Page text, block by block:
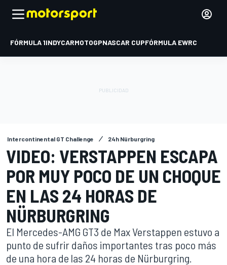
FÓRMULA 1INDYCARMOTOGPNASCAR CUPFÓRMULA EWRC
Intercontinental GT Challenge 24h Nürburgring
VIDEO: VERSTAPPEN ESCAPA
POR MUY POCO DE UN CHOQUE
EN LAS 24 HORAS DE
NÜRBURGRING
El Mercedes-AMG GT3 de Max Verstappen estuvo a
punto de sufrir daños importantes tras poco más
de una hora de las 24 horas de Nürburgring.